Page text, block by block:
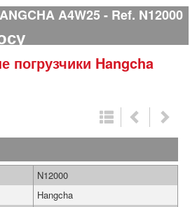
A4W25 Ref. N12000
погрузчики Hangcha
N12000
Hangcha